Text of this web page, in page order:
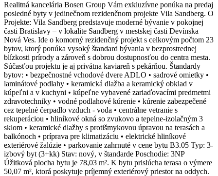
Realitná kancelária Bosen Group Vám exkluzívne ponúka na predaj
posledné byty v jedinečnom rezidenčnom projekte Vila Sandberg. O
Projekte: Vila Sandberg predstavuje moderné bývanie v pokojnej
časti Bratislavy – v lokalite Sandberg v mestskej časti Devínska
Nová Ves. Ide o komorný rezidenčný projekt s celkovým počtom 23
bytov, ktorý ponúka vysoký štandard bývania v bezprostrednej
blízkosti prírody a zároveň s dobrou dostupnosťou do centra mesta.
Súčasťou projektu je aj privátna kaviareň s pekárňou. Štandardy
bytov: • bezpečnostné vchodové dvere ADLO • sadrové omietky •
laminátové podlahy • keramická dlažba a keramický obklad v
kúpeľni a v kuchyni • kúpeľne vybavené zariaďovacími predmetmi
zdravotechniky • vodné podlahové kúrenie • kúrenie zabezpečené
cez tepelné čerpadlo vzduch - voda • centrálne vetranie s
rekuperáciou • hliníkové okná so zvukovo a tepelne-izolačným 3
sklom • keramické dlažby s protišmykovou úpravou na terasách a
balkónoch • príprava pre klimatizáciu • elektrické hliníkové
exteriérové žalúzie • parkovanie zahrnuté v cene bytu B3.05 Typ: 3-
izbový byt (3+kk) Stav: nový, v štandarde Poschodie: 3NP
Úžitková plocha bytu je 78,03 m². K bytu prislúcha terasa o výmere
50,07 m², ktorá poskytuje príjemný exteriérový priestor na oddych.